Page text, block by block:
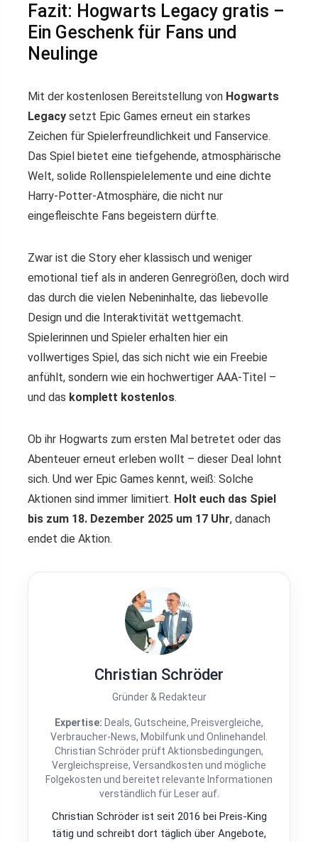
Fazit: Hogwarts Legacy gratis –
Ein Geschenk für Fans und
Neulinge
Mit der kostenlosen Bereitstellung von Hogwarts
Legacy setzt Epic Games erneut ein starkes
Zeichen für Spielerfreundlichkeit und Fanservice.
Das Spiel bietet eine tiefgehende, atmosphärische
Welt, solide Rollenspielelemente und eine dichte
Harry-Potter-Atmosphäre, die nicht nur
eingefleischte Fans begeistern dürfte.
Zwar ist die Story eher klassisch und weniger
emotional tief als in anderen Genregrößen, doch wird
das durch die vielen Nebeninhalte, das liebevolle
Design und die Interaktivität wettgemacht.
Spielerinnen und Spieler erhalten hier ein
vollwertiges Spiel, das sich nicht wie ein Freebie
anfühlt, sondern wie ein hochwertiger AAA-Titel –
und das komplett kostenlos.
Ob ihr Hogwarts zum ersten Mal betretet oder das
Abenteuer erneut erleben wollt – dieser Deal lohnt
sich. Und wer Epic Games kennt, weiß: Solche
Aktionen sind immer limitiert. Holt euch das Spiel
bis zum 18. Dezember 2025 um 17 Uhr, danach
endet die Aktion.
Christian Schröder
Gründer & Redakteur
Expertise: Deals, Gutscheine, Preisvergleiche,
Verbraucher-News, Mobilfunk und Onlinehandel.
Christian Schröder prüft Aktionsbedingungen,
Vergleichspreise, Versandkosten und mögliche
Folgekosten und bereitet relevante Informationen
verständlich für Leser auf.
Christian Schröder ist seit 2016 bei Preis-King
tätig und schreibt dort täglich über Angebote,